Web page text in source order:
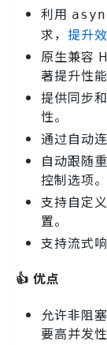
利用
求， 提升
原生兼容
著提升性能
提供同步
性。
通过自动
自动跟随
控制选项。
支持自定
置。
支持流式
👍 优点
允许非阻
要高并发